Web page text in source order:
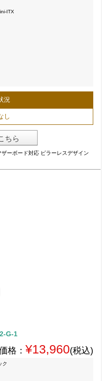
ITX
況
し
ちら
ーボード対応 ピラーレスデザイン
G-1
格： ¥13,960(税込)
ク